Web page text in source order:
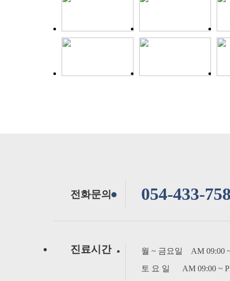
전화문의 054-433-
진료시간
월 ~ 금요일 AM 09:00
토 요 일 AM 09:00 ~